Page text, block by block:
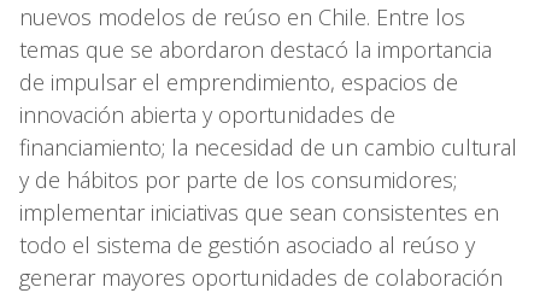
nuevos modelos de reúso en Chile. Entre los
temas que se abordaron destacó la importancia
de impulsar el emprendimiento, espacios de
innovación abierta y oportunidades de
financiamiento; la necesidad de un cambio cultural
y de hábitos por parte de los consumidores;
implementar iniciativas que sean consistentes en
todo el sistema de gestión asociado al reúso y
generar mayores oportunidades de colaboración